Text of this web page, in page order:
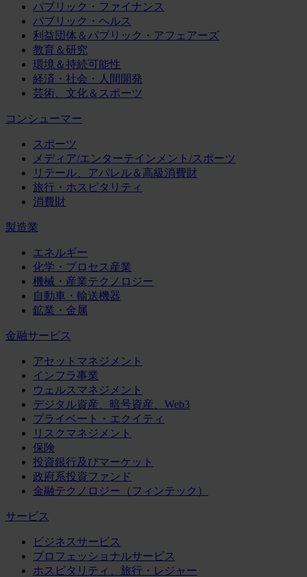
パブリック・ファイナンス
パブリック・ヘルス
利益団体＆パブリック・アフェアーズ
教育＆研究
環境＆持続可能性
経済・社会・人間開発
芸術、文化＆スポーツ
コンシューマー
スポーツ
メディア/エンターテインメント/スポーツ
リテール、アパレル＆高級消費財
旅行・ホスピタリティ
消費財
製造業
エネルギー
化学・プロセス産業
機械・産業テクノロジー
自動車・輸送機器
鉱業・金属
金融サービス
アセットマネジメント
インフラ事業
ウェルスマネジメント
デジタル資産、暗号資産、Web3
プライベート・エクイティ
リスクマネジメント
保険
投資銀行及びマーケット
政府系投資ファンド
金融テクノロジー（フィンテック）
サービス
ビジネスサービス
プロフェッショナルサービス
ホスピタリティ、旅行・レジャー